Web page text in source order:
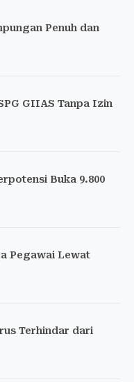
Penuh dan
GIIAS Tanpa Izin
Buka 9.800
Pegawai Lewat
Terhindar dari